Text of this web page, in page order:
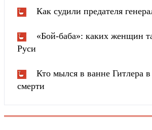
Как судили предателя
«Бой-баба»: каких женщин
Руси
Кто мылся в ванне Гитлера в
смерти